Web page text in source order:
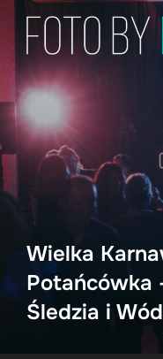
Skip
content
Wielka
Potańcówka
Śledzia i